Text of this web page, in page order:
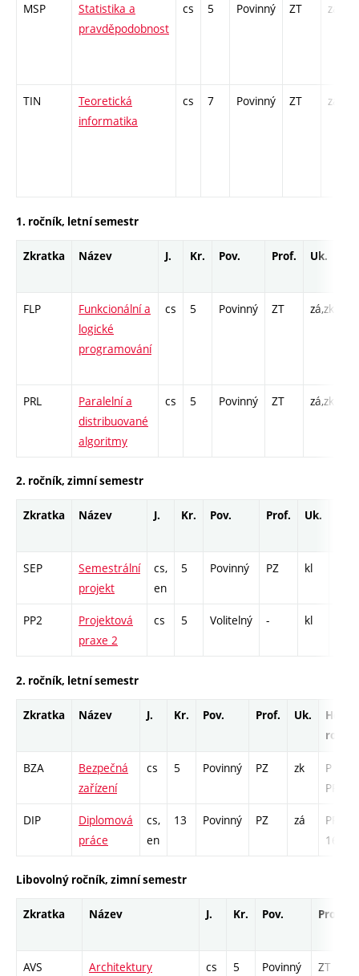
MSP
Statistika a
pravděpodobnost
cs 5 Povinný ZT zá,zk
TIN
Teoretická
informatika
cs 7 Povinný ZT zá,zk
1. ročník, letní semestr
Zkratka Název J. Kr. Pov. Prof. Uk.
FLP
Funkcionální a
logické
programování
cs 5 Povinný ZT zá,zk
PRL
Paralelní a
distribuované
algoritmy
cs 5 Povinný ZT zá,zk
2. ročník, zimní semestr
Zkratka Název J. Kr. Pov. Prof. Uk.
SEP
Semestrální
projekt
cs,
en
5 Povinný PZ kl
PP2
Projektová
praxe 2
cs 5 Volitelný - kl
2. ročník, letní semestr
Zkratka Název J. Kr. Pov. Prof. Uk.
Hod.
BZA
Bezpečná
zařízení
cs 5 Povinný PZ zk
P - 39
PR -
DIP
Diplomová
práce
cs,
en
13 Povinný PZ zá
PR -
169
Libovolný ročník, zimní semestr
Zkratka Název J. Kr. Pov. Prof.
AVS
Architektury
cs 5 Povinný ZT